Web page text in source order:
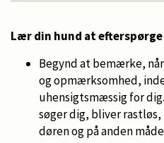
Lær din hund at
Begynd at bemærke,
og opmærksomhed,
uhensigtsmæssig for
søger dig, bliver
døren og på anden